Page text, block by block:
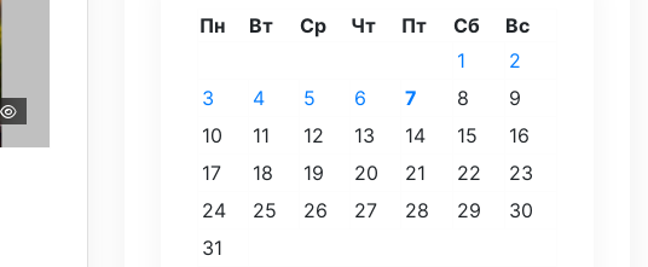
Пн Вт Ср Чт Пт Сб Вс
1
2
3
4 5 6 7 8
9
10
11 12 13 14 15
16
17
18 19 20 21 22
23
24
25 26 27 28 29
30
31